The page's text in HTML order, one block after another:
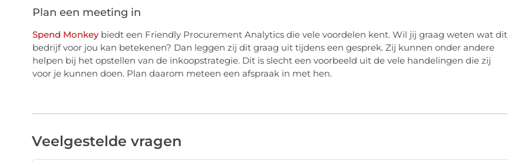
Plan een meeting in
Spend Monkeybiedt een Friendly Procurement Analytics die vele voordelen kent. Wil jij graag weten wat dit
bedrijf voor jou kan betekenen? Dan leggen zij dit graag uit tijdens een gesprek. Zij kunnen onder andere
helpen bij het opstellen van de inkoopstrategie. Dit is slecht een voorbeeld uit de vele handelingen die zij
voor je kunnen doen. Plan daarom meteen een afspraak in met hen.
Veelgestelde vragen